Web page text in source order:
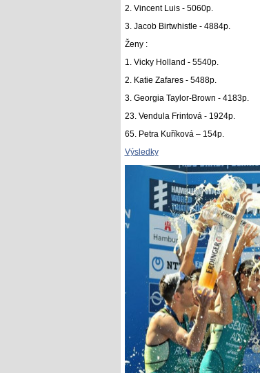
2. Vincent Luis - 5060p.
3. Jacob Birtwhistle - 4884p.
Ženy :
1. Vicky Holland - 5540p.
2. Katie Zafares - 5488p.
3. Georgia Taylor-Brown - 4183p.
23. Vendula Frintová - 1924p.
65. Petra Kuříková – 154p.
Výsledky